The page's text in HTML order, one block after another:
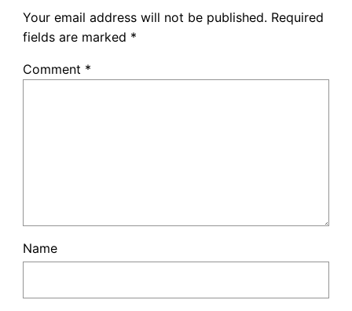
Your email address will not be published. Required
fields are marked *
Comment *
Name